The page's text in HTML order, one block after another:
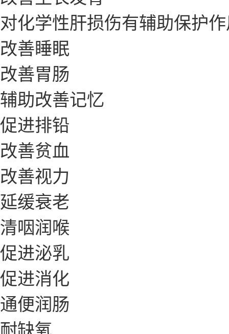
对化学性肝损伤有辅助保护
改善睡眠
改善胃肠
辅助改善记忆
促进排铅
改善贫血
改善视力
延缓衰老
清咽润喉
促进泌乳
促进消化
通便润肠
耐缺氧